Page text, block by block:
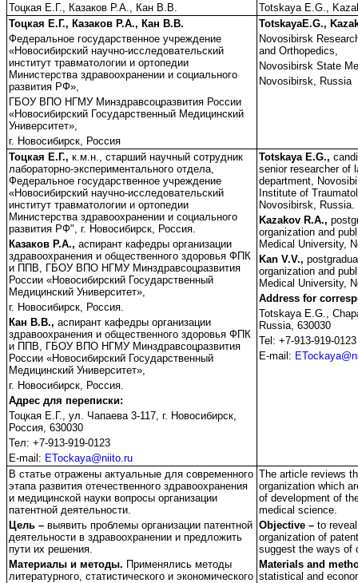
Тоцкая Е.Г., Казаков Р.А., Кан В.В.
Totskaya E.G.,
Тоцкая Е.Г., Казаков Р.А., Кан В.В.
Федеральное государственное учреждение
«Новосибирский научно-исследовательский
институт травматологии и ортопедии
Министерства здравоохранении и социального
развития РФ»,
ГБОУ ВПО НГМУ Минздравсоцразвития России
«Новосибирский Государственный Медицинский
Университет»,
г. Новосибирск, Россия
TotskayaE.G.,
Novosibirsk
and Orthopedics,
Novosibirsk State
Novosibirsk, Russia
Тоцкая Е.Г., к.м.н., старший научный сотрудник
лабораторно-экспериментального отдела,
Федеральное государственное учреждение
«Новосибирский научно-исследовательский
институт травматологии и ортопедии
Министерства здравоохранении и социального
развития РФ", г. Новосибирск, Россия.
Казаков Р.А., аспирант кафедры организации
здравоохранения и общественного здоровья ФПК
и ППВ, ГБОУ ВПО НГМУ Минздравсоцразвития
России «Новосибирский Государственный
Медицинский Университет»,
г. Новосибирск, Россия.
Кан В.В., аспирант кафедры организации
здравоохранения и общественного здоровья ФПК
и ППВ, ГБОУ ВПО НГМУ Минздравсоцразвития
России «Новосибирский Государственный
Медицинский Университет»,
г. Новосибирск, Россия.
Адрес для переписки:
Тоцкая Е.Г., ул. Чапаева 3-117, г. Новосибирск,
Россия, 630030
Тел: +7-913-919-0123
E-mail: ЕTockaya@niito.ru
Totskaya E.G.,
senior researcher of
department,
Institute of
Novosibirsk, Russia.
Kazakov R.A.,
organization and
Medical University,
Kan V.V.,
organization and
Medical University,
Address for
Totskaya E.G.,
Russia, 630030
Tel: +7-913-919-0123
E-mail:
В статье отражены актуальные для современного
этапа развития отечественного здравоохранения
и медицинской науки вопросы организации
патентной деятельности.
Цель –выявить проблемы организации патентной
деятельности в здравоохранении и предложить
пути их решения.
Материалы и методы. Применялись методы
литературного, статистического и экономического
The article reviews
organization which
of development of
medical science.
Objective – to
organization of
suggest the ways of
Materials and
statistical and